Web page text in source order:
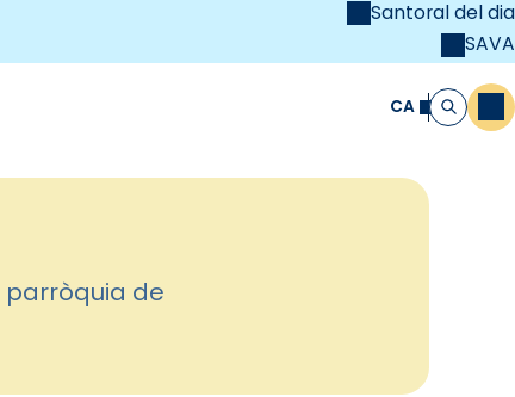
Santoral del dia
SAVA
Cristiana CA Cerca
parròquia de